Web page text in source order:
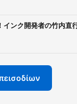
ンク開発者の竹内直